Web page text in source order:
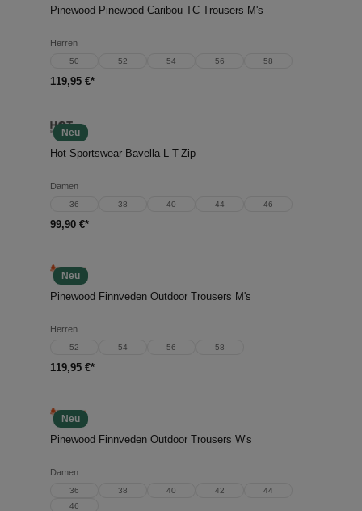
Pinewood Pinewood Caribou TC Trousers M's
Herren
50 52 54 56 58
119,95 €*
Neu
Hot Sportswear Bavella L T-Zip
Damen
36 38 40 44 46
99,90 €*
Neu
Pinewood Finnveden Outdoor Trousers M's
Herren
52 54 56 58
119,95 €*
Neu
Pinewood Finnveden Outdoor Trousers W's
Damen
36 38 40 42
44
46